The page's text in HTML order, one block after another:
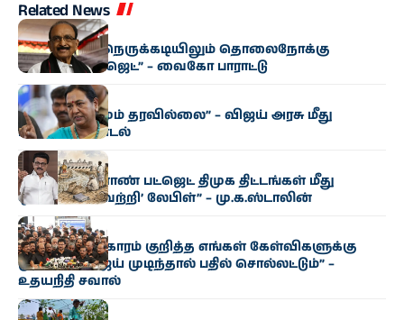
Related News
அரசியல்
“மிகுந்த நிதி நெருக்கடியிலும் தொலைநோக்கு
வேளாண் பட்ஜெட்” – வைகோ பாராட்டு
அரசியல்
“எந்த மாற்றமும் தரவில்லை” – விஜய் அரசு மீது
பிரேமலதா சாடல்
அரசியல்
“தமிழக வேளாண் பட்ஜெட் திமுக திட்டங்கள் மீது
ஒட்டப்பட்ட ‘வெற்றி’ லேபிள்” – மு.க.ஸ்டாலின்
அரசியல்
“காவிரி விவகாரம் குறித்த எங்கள் கேள்விகளுக்கு
முதல்வர் விஜய் முடிந்தால் பதில் சொல்லட்டும்” –
உதயநிதி சவால்
அரசியல்